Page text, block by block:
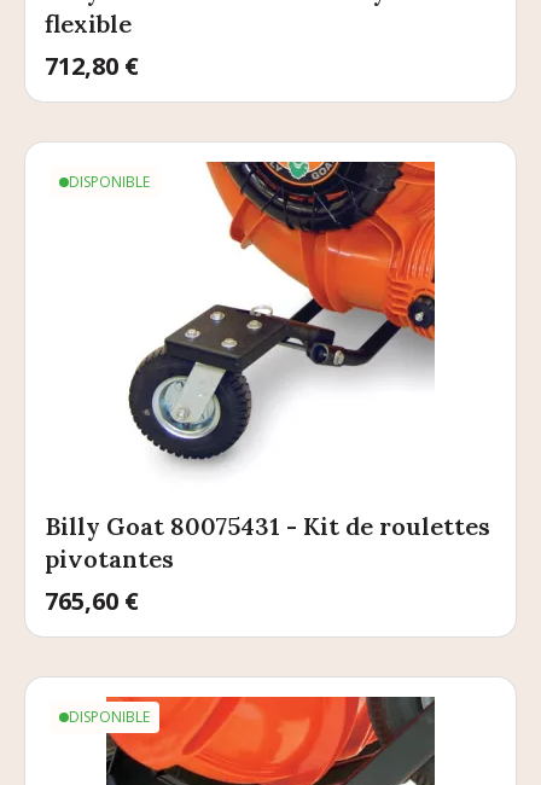
flexible
Prix
712,80 €
DISPONIBLE
Billy Goat 80075431 - Kit de roulettes
pivotantes
Prix
765,60 €
DISPONIBLE